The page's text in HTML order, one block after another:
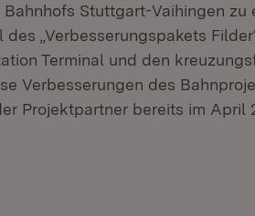
Stuttgart-Vaihingen zu
„Verbesserungspakets
Terminal und den
Verbesserungen des
Projektpartner bereits im April